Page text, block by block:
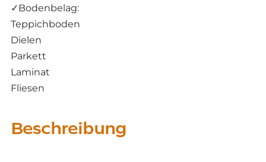
✓Bodenbelag:
Teppichboden
Dielen
Parkett
Laminat
Fliesen
Beschreibung